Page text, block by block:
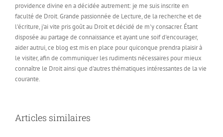
providence divine en a décidée autrement: je me suis inscrite en
faculté de Droit. Grande passionnée de Lecture, de la recherche et de
l'écriture, j'ai vite pris goût au Droit et décidé de m'y consacrer. Étant
disposée au partage de connaissance et ayant une soif d'encourager,
aider autrui, ce blog est mis en place pour quiconque prendra plaisir à
le visiter, afin de communiquer les rudiments nécessaires pour mieux
connaître le Droit ainsi que d'autres thématiques intéressantes de la vie
courante.
Articles similaires